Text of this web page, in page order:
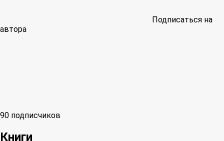
Подписаться на
автора
90 подписчиков
Книги